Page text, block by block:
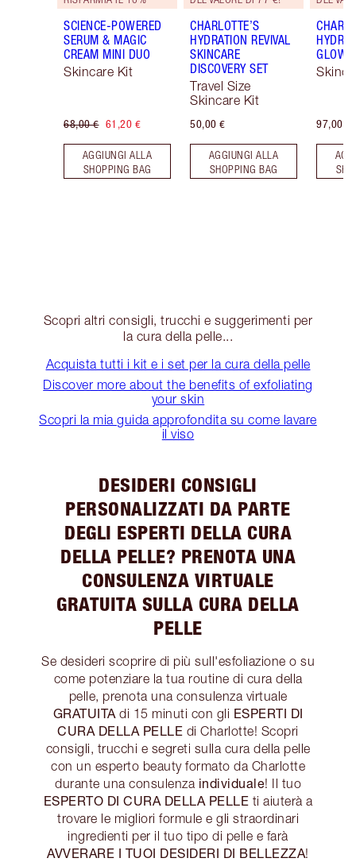
SCIENCE-POWERED
SERUM & MAGIC
CREAM MINI DUO
Skincare Kit
68,00 € 61,20 €
AGGIUNGI ALLA
SHOPPING BAG
CHARLOTTE’S
HYDRATION REVIVAL
SKINCARE
DISCOVERY SET
Travel Size
Skincare Kit
50,00 €
AGGIUNGI ALLA
SHOPPING BAG
GLOW
97,00 €
Scopri altri consigli, trucchi e suggerimenti per
la cura della pelle...
Acquista tutti i kit e i set per la cura della pelle
Discover more about the benefits of exfoliating
your skin
Scopri la mia guida approfondita su come lavare
il viso
DESIDERI CONSIGLI
PERSONALIZZATI DA PARTE
DEGLI ESPERTI DELLA CURA
DELLA PELLE? PRENOTA UNA
CONSULENZA VIRTUALE
GRATUITA SULLA CURA DELLA
PELLE
Se desideri scoprire di più sull'esfoliazione o su
come potenziare la tua routine di cura della
pelle, prenota una consulenza virtuale
GRATUITA di 15 minuti con gli ESPERTI DI
CURA DELLA PELLE di Charlotte! Scopri
consigli, trucchi e segreti sulla cura della pelle
con un esperto beauty formato da Charlotte
durante una consulenza individuale! Il tuo
ESPERTO DI CURA DELLA PELLE ti aiuterà a
trovare le migliori formule e gli straordinari
ingredienti per il tuo tipo di pelle e farà
AVVERARE I TUOI DESIDERI DI BELLEZZA!